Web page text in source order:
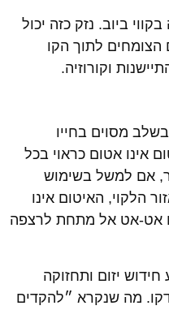
ביוב. נזק כזה יכול
לתוך הקו
וקורוזיה.
מסוים בחייו
אינו אטום כראוי בכל
אם למשל בשימוש
האיטום אינו
אט-אט אל מתחת לרצפה
יזום ותחזוקה
מה שנקרא ״להקדים